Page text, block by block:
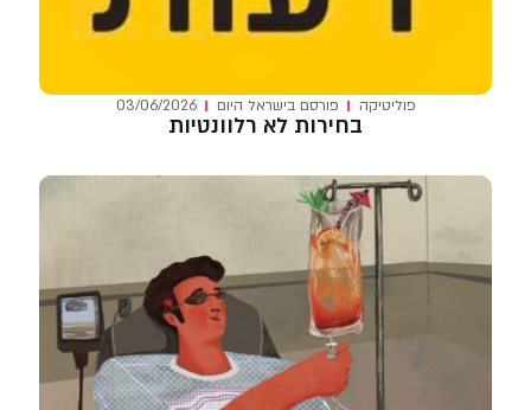
פוליטיקה פורסם בישראל היום 03/06/2026
בחירות לא רלוונטיות